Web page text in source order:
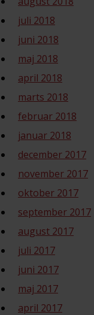
juli 2018
juni 2018
maj 2018
april 2018
marts 2018
februar 2018
januar 2018
december 2017
november 2017
oktober 2017
september 2017
august 2017
juli 2017
juni 2017
maj 2017
april 2017